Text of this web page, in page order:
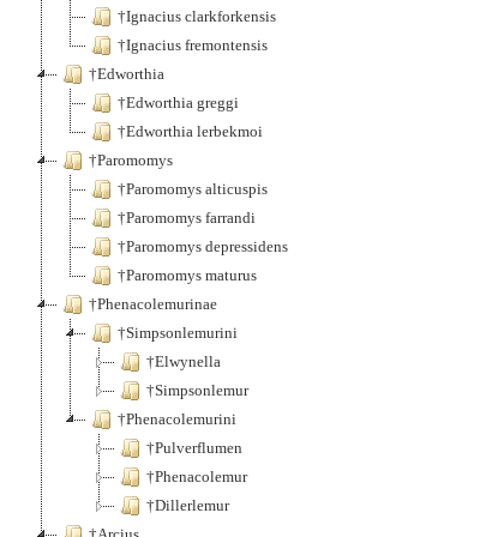
†Ignacius clarkforkensis
†Ignacius fremontensis
†Edworthia
†Edworthia greggi
†Edworthia lerbekmoi
†Paromomys
†Paromomys alticuspis
†Paromomys farrandi
†Paromomys depressidens
†Paromomys maturus
†Phenacolemurinae
†Simpsonlemurini
†Elwynella
†Simpsonlemur
†Phenacolemurini
†Pulverflumen
†Phenacolemur
†Dillerlemur